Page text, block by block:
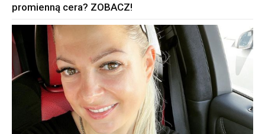
promienną cera? ZOBACZ!